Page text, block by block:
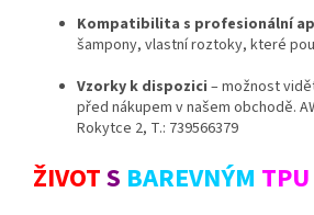
Kompatibilita s profesionální
šampony, vlastní roztoky, které
Vzorky k dispozici – možnost
před nákupem v našem obchodě.
Rokytce 2, T.: 739566379
ŽIVOTS BAREVNÝM TPU